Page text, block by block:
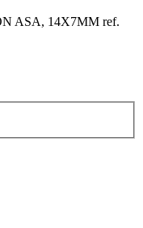
ASA, 14X7MM ref.